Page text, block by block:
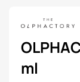
ml